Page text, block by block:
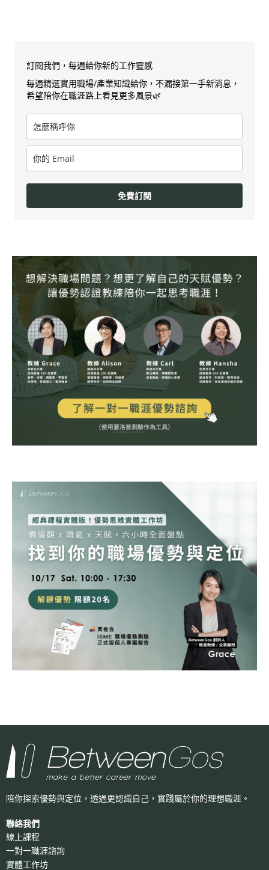
訂閱我們，每週給你新的工作靈感
每週精選實用職場/產業知識給你，不漏接第一手新消息，
希望陪你在職涯路上看見更多風景🌿
免費訂閱
陪你探索優勢與定位，透過更認識自己， 實踐屬於你的理想職涯。
聯絡我們
線上課程
一對一職涯諮詢
實體工作坊